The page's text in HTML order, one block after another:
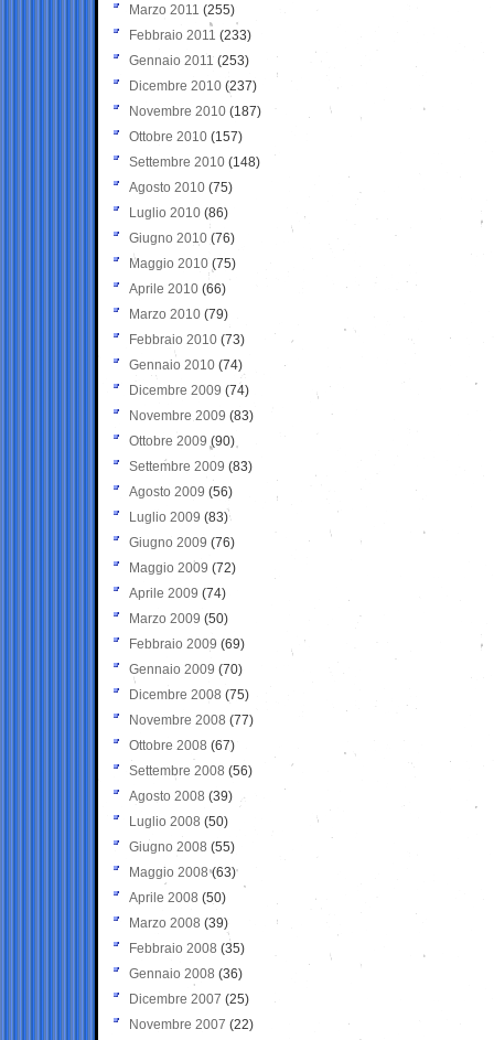
Marzo 2011 (255)
Febbraio 2011 (233)
Gennaio 2011 (253)
Dicembre 2010 (237)
Novembre 2010 (187)
Ottobre 2010 (157)
Settembre 2010 (148)
Agosto 2010 (75)
Luglio 2010 (86)
Giugno 2010 (76)
Maggio 2010 (75)
Aprile 2010 (66)
Marzo 2010 (79)
Febbraio 2010 (73)
Gennaio 2010 (74)
Dicembre 2009 (74)
Novembre 2009 (83)
Ottobre 2009 (90)
Settembre 2009 (83)
Agosto 2009 (56)
Luglio 2009 (83)
Giugno 2009 (76)
Maggio 2009 (72)
Aprile 2009 (74)
Marzo 2009 (50)
Febbraio 2009 (69)
Gennaio 2009 (70)
Dicembre 2008 (75)
Novembre 2008 (77)
Ottobre 2008 (67)
Settembre 2008 (56)
Agosto 2008 (39)
Luglio 2008 (50)
Giugno 2008 (55)
Maggio 2008(63)
Aprile 2008 (50)
Marzo 2008 (39)
Febbraio 2008 (35)
Gennaio 2008 (36)
Dicembre 2007 (25)
Novembre 2007 (22)